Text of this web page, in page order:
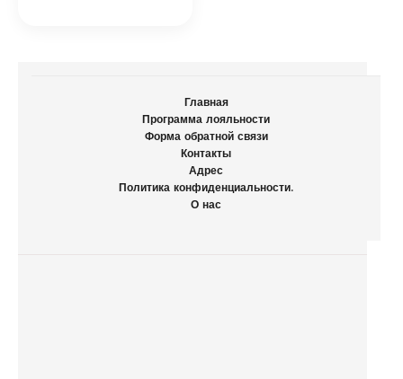
Главная
Программа лояльности
Форма обратной связи
Контакты
Адрес
Политика конфиденциальности.
О нас